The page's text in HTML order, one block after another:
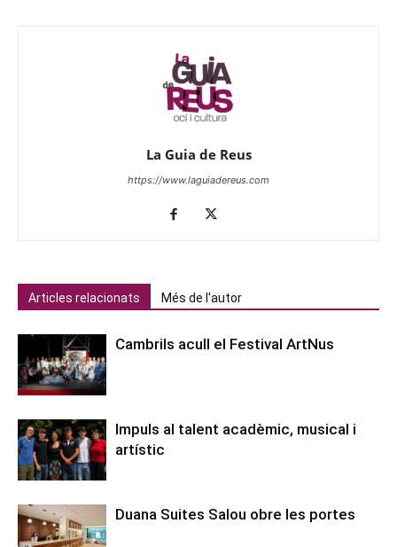
La Guia de Reus
https://www.laguiadereus.com
Articles relacionats Més de l'autor
Cambrils acull el Festival ArtNus
Impuls al talent acadèmic, musical i
artístic
Duana Suites Salou obre les portes